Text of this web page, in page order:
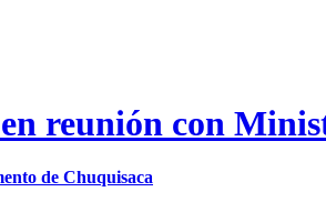
reunión con
de Chuquisaca